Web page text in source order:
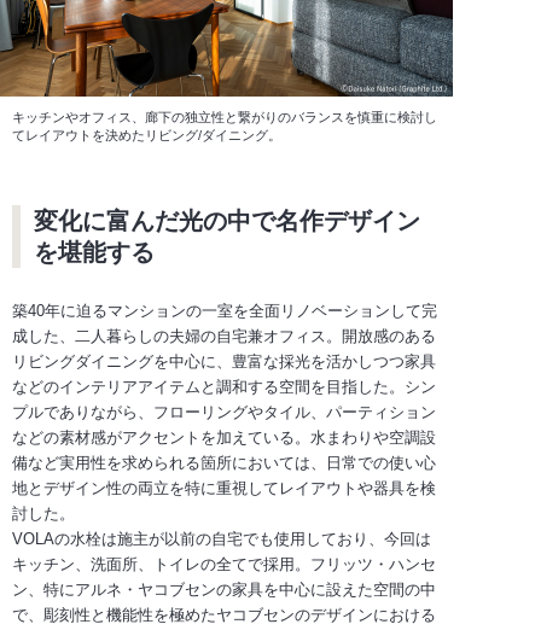
キッチンやオフィス、廊下の独立性と繋がりのバランスを慎重に検討し
てレイアウトを決めたリビング/ダイニング。
変化に富んだ光の中で名作デザイン
を堪能する
築40年に迫るマンションの一室を全面リノベーションして完
成した、二人暮らしの夫婦の自宅兼オフィス。開放感のある
リビングダイニングを中心に、豊富な採光を活かしつつ家具
などのインテリアアイテムと調和する空間を目指した。シン
プルでありながら、フローリングやタイル、パーティション
などの素材感がアクセントを加えている。水まわりや空調設
備など実用性を求められる箇所においては、日常での使い心
地とデザイン性の両立を特に重視してレイアウトや器具を検
討した。
VOLAの水栓は施主が以前の自宅でも使用しており、今回は
キッチン、洗面所、トイレの全てで採用。フリッツ・ハンセ
ン、特にアルネ・ヤコブセンの家具を中心に設えた空間の中
で、彫刻性と機能性を極めたヤコブセンのデザインにおける